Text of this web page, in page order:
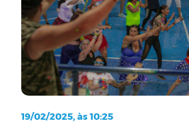
19/02/2025, às 10:25